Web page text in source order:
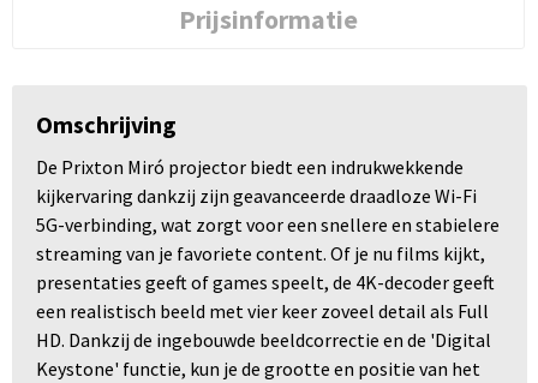
Prijsinformatie
Omschrijving
De Prixton Miró projector biedt een indrukwekkende
kijkervaring dankzij zijn geavanceerde draadloze Wi-Fi
5G-verbinding, wat zorgt voor een snellere en stabielere
streaming van je favoriete content. Of je nu films kijkt,
presentaties geeft of games speelt, de 4K-decoder geeft
een realistisch beeld met vier keer zoveel detail als Full
HD. Dankzij de ingebouwde beeldcorrectie en de 'Digital
Keystone' functie, kun je de grootte en positie van het